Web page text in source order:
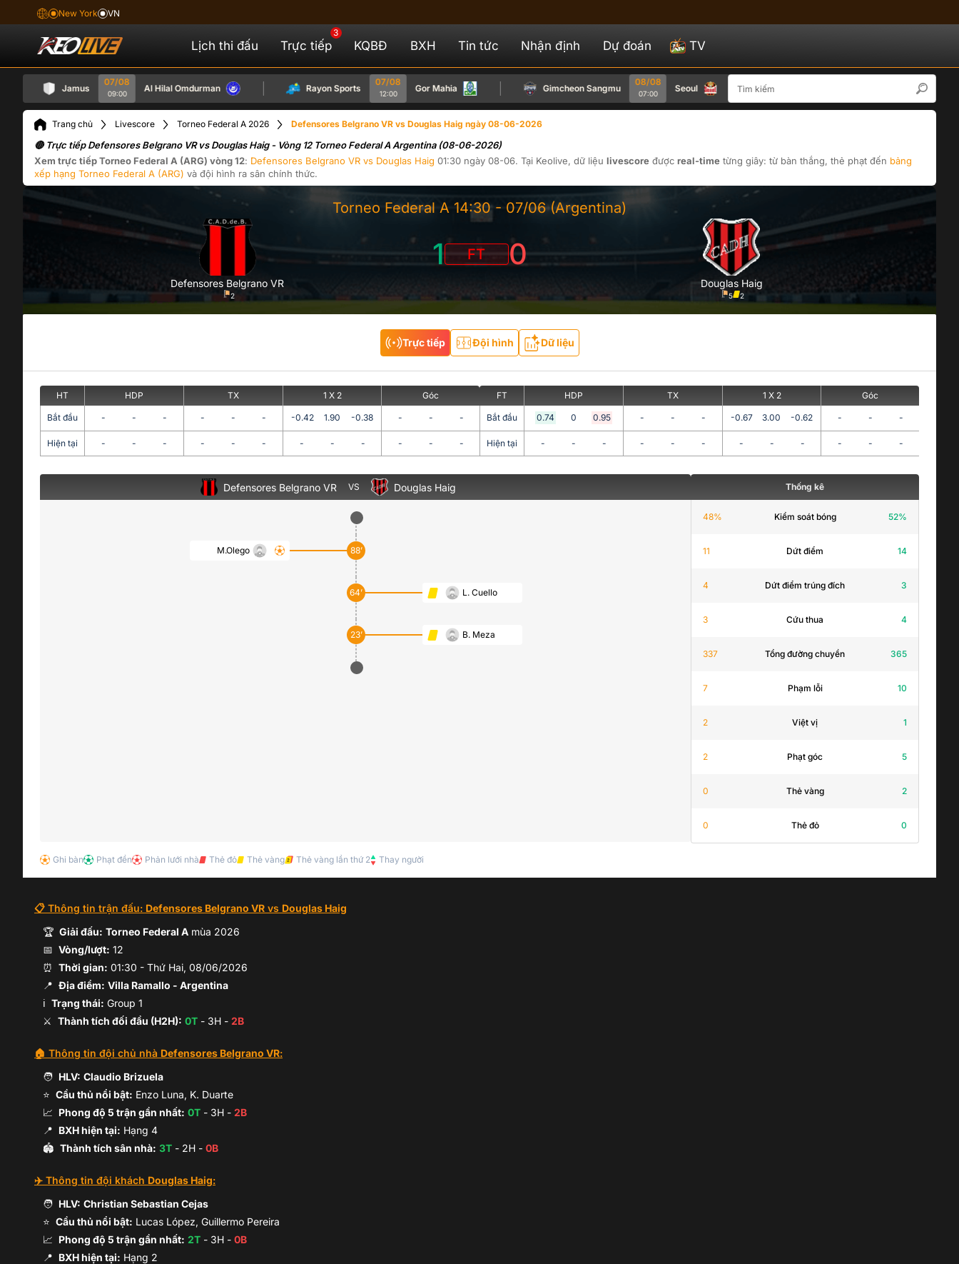
New York VN
Lịch thi đấu
3
Trực tiếp KQBĐ BXH Tin tức Nhận định Dự đoán TV
Jamus
07/08
09:00 Al Hilal Omdurman Rayon Sports
07/08
12:00 Gor Mahia Gimcheon Sangmu
08/08
07:00 Seoul Bucheon 1995
Trang chủ Livescore Torneo Federal A 2026 Defensores Belgrano VR vs Douglas Haig ngày 08-06-2026
🔴 Trực tiếp Defensores Belgrano VR vs Douglas Haig - Vòng 12 Torneo Federal A Argentina (08-06-2026)
Xem trực tiếpTorneo Federal A (ARG) vòng 12: Defensores Belgrano VR vs Douglas Haig 01:30 ngày 08-06. Tại Keolive, dữ liệu livescore được real-time từng giây: từ bàn thắng, thẻ phạt đến bảng
xếp hạng Torneo Federal A (ARG) và đội hình ra sân chính thức.
Torneo Federal A 14:30 - 07/06(Argentina)
Defensores Belgrano VR
2
1 FT 0
Douglas Haig
5 2
Trực tiếp Đội hình Dữ liệu
HT HDP TX 1 X 2 Góc
Bắt đầu - - - - - - -0.42 1.90 -0.38 - - -
Hiện tại - - - - - - - - - - - -
FT HDP TX 1 X 2 Góc
Bắt đầu 0.74 0 0.95 - - - -0.67 3.00 -0.62 - - -
Hiện tại - - - - - - - - - - - -
Defensores Belgrano VR VS Douglas Haig
M.Olego 88’
64’ L. Cuello
23’ B. Meza
Ghi bàn Phạt đền Phản lưới nhà Thẻ đỏ Thẻ vàng Thẻ vàng lần thứ 2 Thay người
Thống kê
48% Kiểm soát bóng 52%
11 Dứt điểm 14
4 Dứt điểm trúng đích 3
3 Cứu thua 4
337 Tổng đường chuyền 365
7 Phạm lỗi 10
2 Việt vị 1
2 Phạt góc 5
0 Thẻ vàng 2
0 Thẻ đỏ 0
📋 Thông tin trận đấu: Defensores Belgrano VR vs Douglas Haig
🏆 Giải đấu: Torneo Federal A mùa 2026
📅 Vòng/lượt: 12
⏰ Thời gian: 01:30 - Thứ Hai, 08/06/2026
📍 Địa điểm: Villa Ramallo - Argentina
ℹ️ Trạng thái: Group 1
⚔️ Thành tích đối đầu (H2H): 0T - 3H - 2B
🏠 Thông tin đội chủ nhà Defensores Belgrano VR:
🧑 HLV: Claudio Brizuela
⭐ Cầu thủ nổi bật: Enzo Luna, K. Duarte
📈 Phong độ 5 trận gần nhất: 0T - 3H - 2B
📍 BXH hiện tại: Hạng 4
🏟️ Thành tích sân nhà: 3T - 2H - 0B
✈️ Thông tin đội khách Douglas Haig:
🧑 HLV: Christian Sebastian Cejas
⭐ Cầu thủ nổi bật: Lucas López, Guillermo Pereira
📈 Phong độ 5 trận gần nhất: 2T - 3H - 0B
📍 BXH hiện tại: Hạng 2